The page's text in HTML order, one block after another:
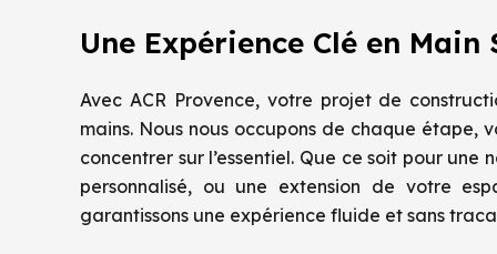
Une Expérience Clé en Main
Avec ACR Provence, votre projet de
mains. Nous nous occupons de chaque étape,
concentrer sur l’essentiel. Que ce soit pour
personnalisé, ou une extension de votre
garantissons une expérience fluide et sans